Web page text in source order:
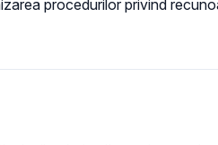
procedurilor privind